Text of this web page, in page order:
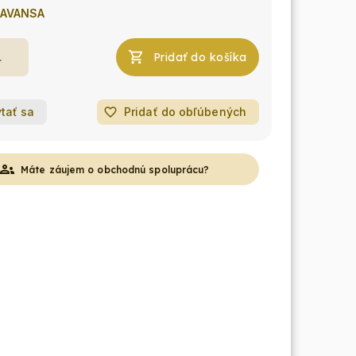
AVANSA
Pridať do košíka
sa favorite_border Pridať do obľúbených
Máte záujem o obchodnú spoluprácu?